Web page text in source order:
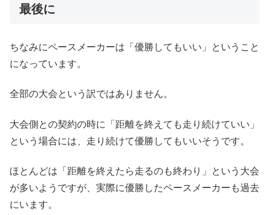
最後に
ちなみにペースメーカーは「優勝してもいい」ということ
になっています。
全部の大会という訳ではありません。
大会側との契約の時に「距離を終えても走り続けていい」
という場合には、走り続けて優勝してもいいそうです。
ほとんどは「距離を終えたら走るのも終わり」という大会
が多いようですが、実際に優勝したペースメーカーも過去
にいます。